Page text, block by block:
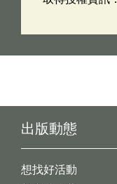
出版動態
想找好活動